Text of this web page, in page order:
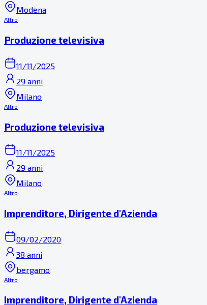
Modena
Altro
Produzione televisiva
11/11/2025
29 anni
Milano
Altro
Produzione televisiva
11/11/2025
29 anni
Milano
Altro
Imprenditore, Dirigente d'Azienda
09/02/2020
38 anni
bergamo
Altro
Imprenditore, Dirigente d'Azienda